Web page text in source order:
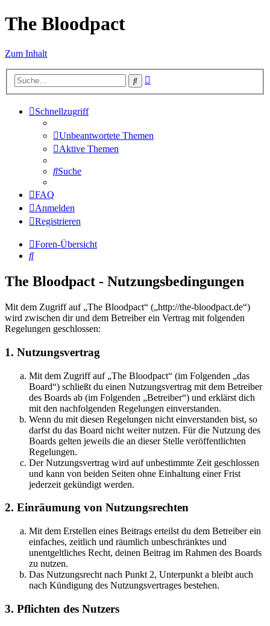
The Bloodpact
Zum Inhalt
Suche
Schnellzugriff
Unbeantwortete Themen
Aktive Themen
Suche
FAQ
Anmelden
Registrieren
Foren-Übersicht
Suche
The Bloodpact - Nutzungsbedingungen
Mit dem Zugriff auf „The Bloodpact“ („http://the-bloodpact.de“)
wird zwischen dir und dem Betreiber ein Vertrag mit folgenden
Regelungen geschlossen:
1. Nutzungsvertrag
Mit dem Zugriff auf „The Bloodpact“ (im Folgenden „das
Board“) schließt du einen Nutzungsvertrag mit dem Betreiber
des Boards ab (im Folgenden „Betreiber“) und erklärst dich
mit den nachfolgenden Regelungen einverstanden.
Wenn du mit diesen Regelungen nicht einverstanden bist, so
darfst du das Board nicht weiter nutzen. Für die Nutzung des
Boards gelten jeweils die an dieser Stelle veröffentlichten
Regelungen.
Der Nutzungsvertrag wird auf unbestimmte Zeit geschlossen
und kann von beiden Seiten ohne Einhaltung einer Frist
jederzeit gekündigt werden.
2. Einräumung von Nutzungsrechten
Mit dem Erstellen eines Beitrags erteilst du dem Betreiber ein
einfaches, zeitlich und räumlich unbeschränktes und
unentgeltliches Recht, deinen Beitrag im Rahmen des Boards
zu nutzen.
Das Nutzungsrecht nach Punkt 2, Unterpunkt a bleibt auch
nach Kündigung des Nutzungsvertrages bestehen.
3. Pflichten des Nutzers